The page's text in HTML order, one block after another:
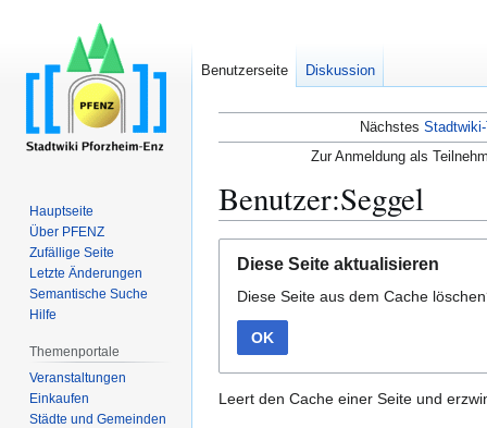
Nächstes
Zur Anmeldung als
Benutzer:Seggel
Navigation
springen
Suche
springen
Diese Seite aktualisieren
Diese Seite aus dem Cache
OK
Leert den Cache einer Seite und
Benutzerseite Diskussion
Hauptseite
Über PFENZ
Zufällige Seite
Letzte Änderungen
Semantische Suche
Hilfe
Themenportale
Veranstaltungen
Einkaufen
Städte und Gemeinden